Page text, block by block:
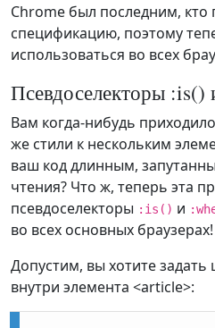
Chrome был последним, кто
спецификацию, поэтому
использоваться во всех
Псевдоселекторы :is()
Вам когда-нибудь
же стили к нескольким
ваш код длинным,
чтения? Что ж, теперь эта
псевдоселекторы :is() и
во всех основных браузерах!
Допустим, вы хотите задать
внутри элемента <article>: